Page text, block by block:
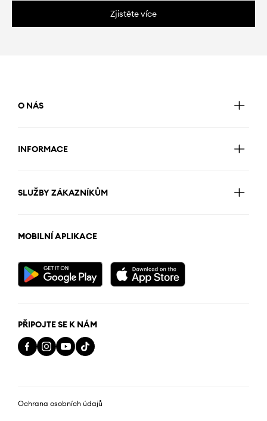
Zjistěte více
O NÁS
INFORMACE
SLUŽBY ZÁKAZNÍKŮM
MOBILNÍ APLIKACE
PŘIPOJTE SE K NÁM
Ochrana osobních údajů